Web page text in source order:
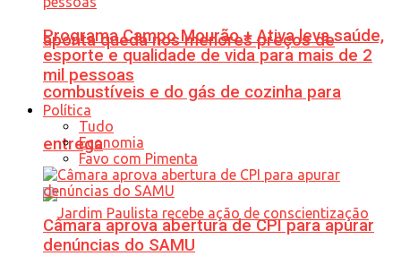
aponta queda nos menores preços de
combustíveis e do gás de cozinha para
entrega
Programa Campo Mourão + Ativa leva saúde,
esporte e qualidade de vida para mais de 2
mil pessoas
Política
Tudo
Economia
Favo com Pimenta
Câmara aprova abertura de CPI para apurar
denúncias do SAMU